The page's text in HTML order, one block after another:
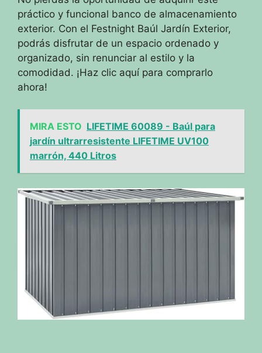
práctico y funcional banco de almacenamiento
exterior. Con el Festnight Baúl Jardín Exterior,
podrás disfrutar de un espacio ordenado y
organizado, sin renunciar al estilo y la
comodidad. ¡Haz clic aquí para comprarlo
ahora!
MIRA ESTO LIFETIME 60089 - Baúl para
jardín ultrarresistente LIFETIME UV100
marrón, 440 Litros